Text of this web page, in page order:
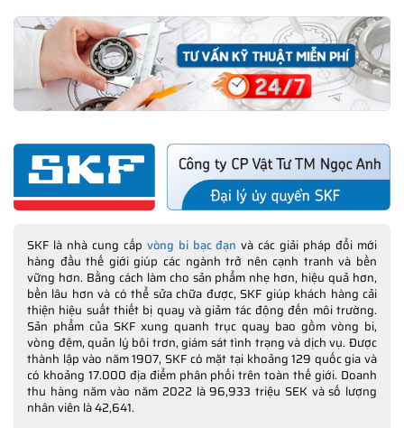
SKF là nhà cung cấp vòng bi bạc đạn và các giải pháp đổi mới
hàng đầu thế giới giúp các ngành trở nên cạnh tranh và bền
vững hơn. Bằng cách làm cho sản phẩm nhẹ hơn, hiệu quả hơn,
bền lâu hơn và có thể sửa chữa được, SKF giúp khách hàng cải
thiện hiệu suất thiết bị quay và giảm tác động đến môi trường.
Sản phẩm của SKF xung quanh trục quay bao gồm vòng bi,
vòng đệm, quản lý bôi trơn, giám sát tình trạng và dịch vụ. Được
thành lập vào năm 1907, SKF có mặt tại khoảng 129 quốc gia và
có khoảng 17.000 địa điểm phân phối trên toàn thế giới. Doanh
thu hàng năm vào năm 2022 là 96,933 triệu SEK và số lượng
nhân viên là 42,641.